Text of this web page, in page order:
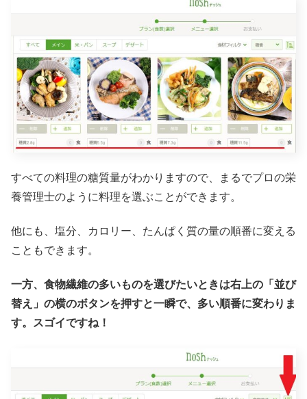
すべての料理の糖質量がわかりますので、まるでプロの栄
養管理士のように料理を選ぶことができます。
他にも、塩分、カロリー、たんぱく質の量の順番に変える
こともできます。
一方、食物繊維の多いものを選びたいときは右上の「並び
替え」の横のボタンを押すと一瞬で、多い順番に変わりま
す。スゴイですね！